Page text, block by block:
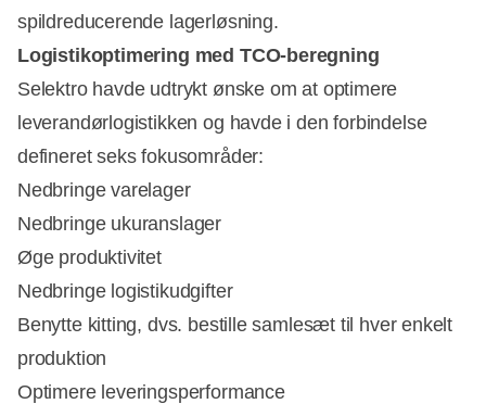
spildreducerende lagerløsning.
Logistikoptimering med TCO-beregning
Selektro havde udtrykt ønske om at optimere
leverandørlogistikken og havde i den forbindelse
defineret seks fokusområder:
Nedbringe varelager
Nedbringe ukuranslager
Øge produktivitet
Nedbringe logistikudgifter
Benytte kitting, dvs. bestille samlesæt til hver enkelt
produktion
Optimere leveringsperformance